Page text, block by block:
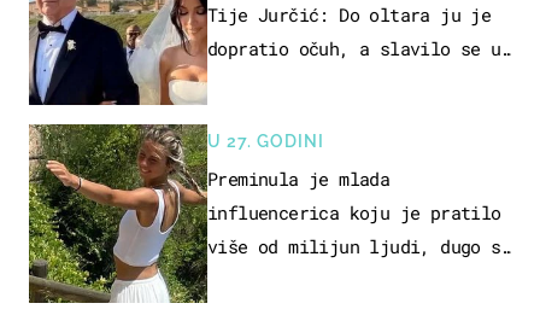
Tije Jurčić: Do oltara ju je
dopratio očuh, a slavilo se uz
U 27. GODINI
Preminula je mlada
influencerica koju je pratilo
više od milijun ljudi, dugo se